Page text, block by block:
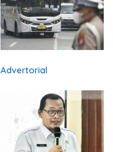
Advertorial